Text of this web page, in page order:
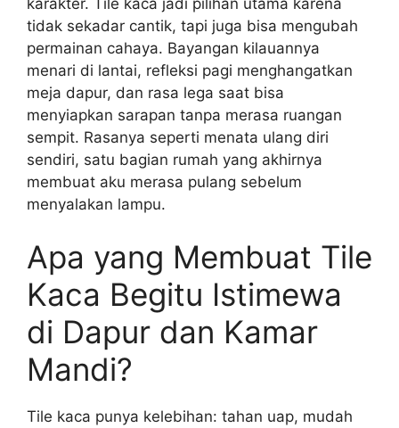
tidak sekadar cantik, tapi juga bisa mengubah
permainan cahaya. Bayangan kilauannya
menari di lantai, refleksi pagi menghangatkan
meja dapur, dan rasa lega saat bisa
menyiapkan sarapan tanpa merasa ruangan
sempit. Rasanya seperti menata ulang diri
sendiri, satu bagian rumah yang akhirnya
membuat aku merasa pulang sebelum
menyalakan lampu.
Apa yang Membuat Tile
Kaca Begitu Istimewa
di Dapur dan Kamar
Mandi?
Tile kaca punya kelebihan: tahan uap, mudah